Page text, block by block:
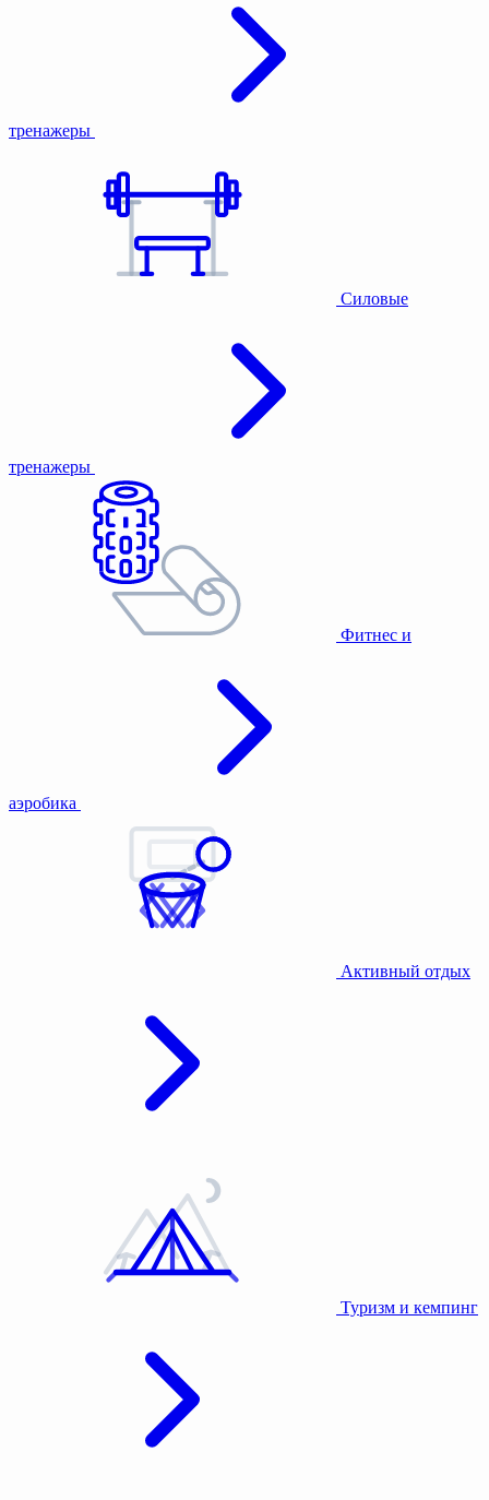
тренажеры
Силовые
тренажеры
Фитнес и
аэробика
Активный отдых
Туризм и кемпинг